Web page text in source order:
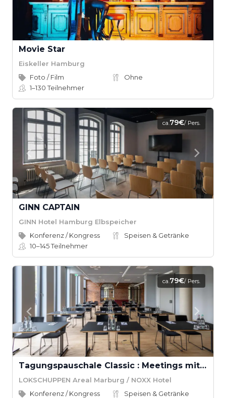
Movie Star
Eiskeller Hamburg
Foto / Film
Ohne
1–130Teilnehmer
ca.79€/ Pers.
GINN CAPTAIN
GINN Hotel Hamburg Elbspeicher
Konferenz / Kongress
Speisen & Getränke
10–145Teilnehmer
ca.79€/ Pers.
Tagungspauschale Classic : Meetings mit Charakter
LOKSCHUPPEN Areal Marburg / NOXX Hotel
Konferenz / Kongress
Speisen & Getränke